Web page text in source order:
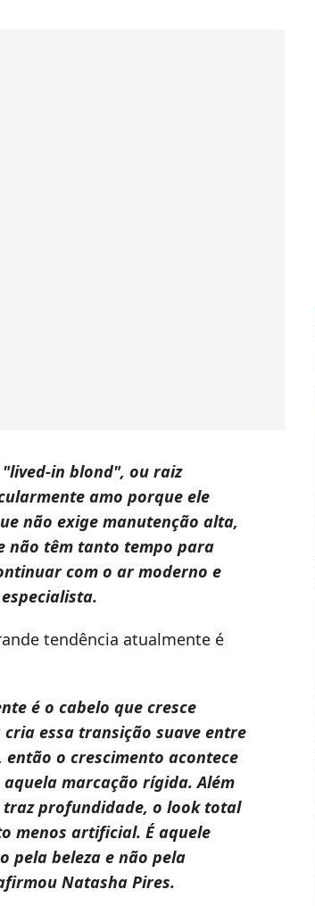
in blond", ou raiz
amo porque ele
não exige manutenção alta,
não têm tanto tempo para
com o ar moderno e
tendência atualmente é
é o cabelo que cresce
essa transição suave entre
o crescimento acontece
marcação rígida. Além
profundidade, o look total
menos artificial. É aquele
pela beleza e não pela
Natasha Pires.